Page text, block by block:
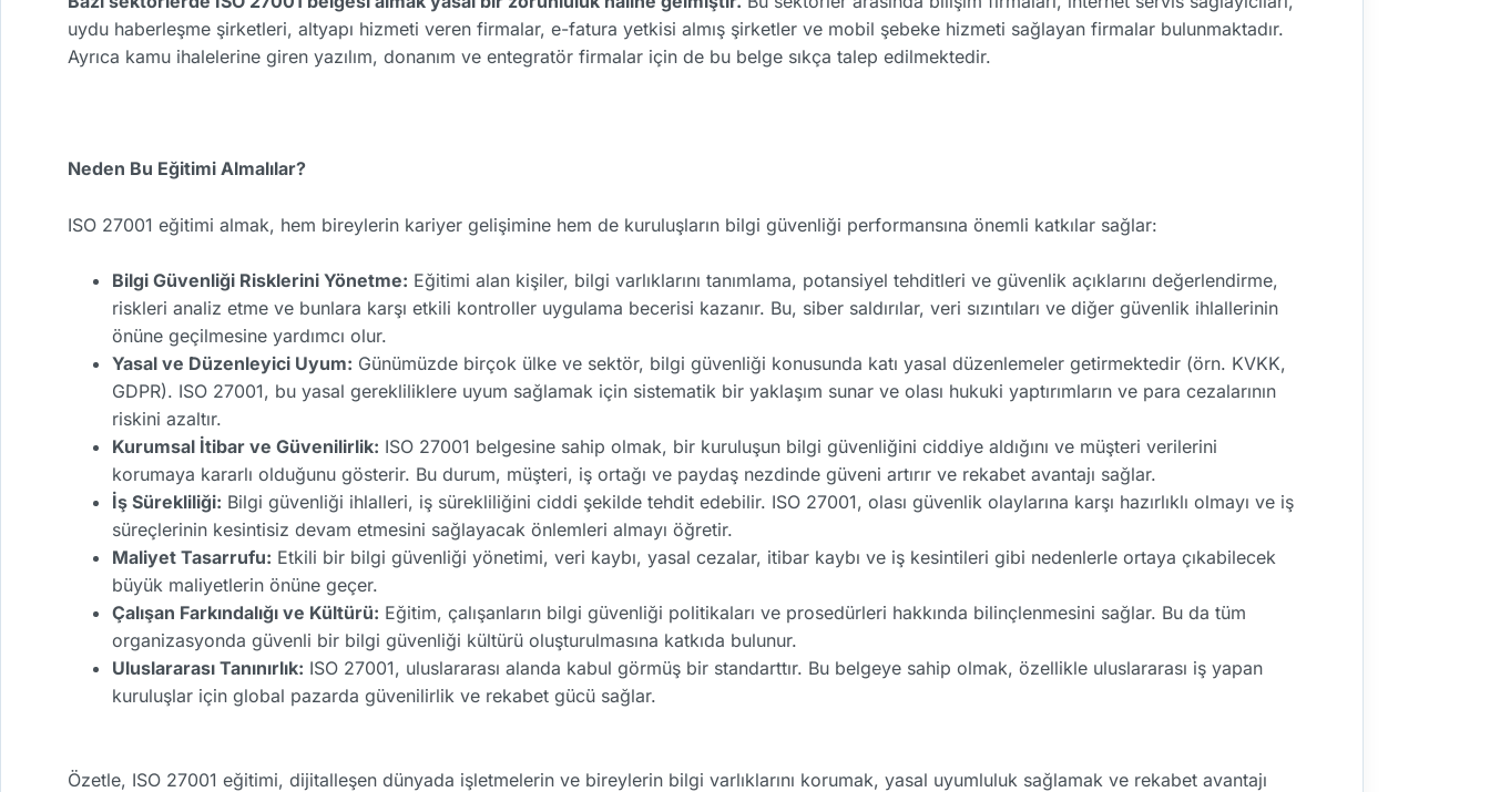
uydu haberleşme şirketleri, altyapı hizmeti veren firmalar, e-fatura yetkisi almış şirketler ve mobil şebeke hizmeti sağlayan firmalar bulunmaktadır.
Ayrıca kamu ihalelerine giren yazılım, donanım ve entegratör firmalar için de bu belge sıkça talep edilmektedir.
Neden Bu Eğitimi Almalılar?
ISO 27001 eğitimi almak, hem bireylerin kariyer gelişimine hem de kuruluşların bilgi güvenliği performansına önemli katkılar sağlar:
Bilgi Güvenliği Risklerini Yönetme: Eğitimi alan kişiler, bilgi varlıklarını tanımlama, potansiyel tehditleri ve güvenlik açıklarını değerlendirme,
riskleri analiz etme ve bunlara karşı etkili kontroller uygulama becerisi kazanır. Bu, siber saldırılar, veri sızıntıları ve diğer güvenlik ihlallerinin
önüne geçilmesine yardımcı olur.
Yasal ve Düzenleyici Uyum: Günümüzde birçok ülke ve sektör, bilgi güvenliği konusunda katı yasal düzenlemeler getirmektedir (örn. KVKK,
GDPR). ISO 27001, bu yasal gerekliliklere uyum sağlamak için sistematik bir yaklaşım sunar ve olası hukuki yaptırımların ve para cezalarının
riskini azaltır.
Kurumsal İtibar ve Güvenilirlik: ISO 27001 belgesine sahip olmak, bir kuruluşun bilgi güvenliğini ciddiye aldığını ve müşteri verilerini
korumaya kararlı olduğunu gösterir. Bu durum, müşteri, iş ortağı ve paydaş nezdinde güveni artırır ve rekabet avantajı sağlar.
İş Sürekliliği: Bilgi güvenliği ihlalleri, iş sürekliliğini ciddi şekilde tehdit edebilir. ISO 27001, olası güvenlik olaylarına karşı hazırlıklı olmayı ve iş
süreçlerinin kesintisiz devam etmesini sağlayacak önlemleri almayı öğretir.
Maliyet Tasarrufu: Etkili bir bilgi güvenliği yönetimi, veri kaybı, yasal cezalar, itibar kaybı ve iş kesintileri gibi nedenlerle ortaya çıkabilecek
büyük maliyetlerin önüne geçer.
Çalışan Farkındalığı ve Kültürü: Eğitim, çalışanların bilgi güvenliği politikaları ve prosedürleri hakkında bilinçlenmesini sağlar. Bu da tüm
organizasyonda güvenli bir bilgi güvenliği kültürü oluşturulmasına katkıda bulunur.
Uluslararası Tanınırlık: ISO 27001, uluslararası alanda kabul görmüş bir standarttır. Bu belgeye sahip olmak, özellikle uluslararası iş yapan
kuruluşlar için global pazarda güvenilirlik ve rekabet gücü sağlar.
Özetle, ISO 27001 eğitimi, dijitalleşen dünyada işletmelerin ve bireylerin bilgi varlıklarını korumak, yasal uyumluluk sağlamak ve rekabet avantajı